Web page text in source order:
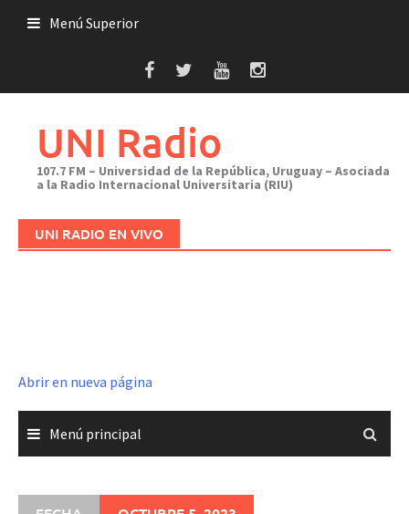
Menú Superior
UNI Radio
107.7 FM – Universidad de la República, Uruguay – Asociada
a la Radio Internacional Universitaria (RIU)
UNI RADIO EN VIVO
Abrir en nueva página
Menú principal